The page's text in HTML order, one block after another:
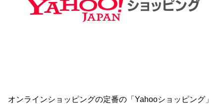
オンラインショッピングの定番の「Yahooショッピング」